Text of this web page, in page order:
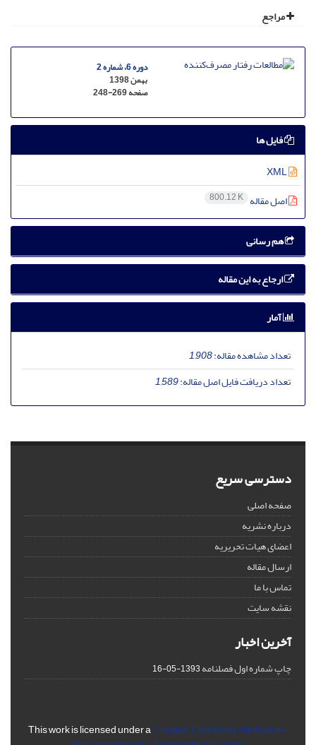
مراجع
دوره 6، شماره 2
بهمن 1398
صفحه248-269
فایل ها
اصل مقاله 800.12 K
هم رسانی
ارجاع به این مقاله
آمار
تعداد مشاهده مقاله:1,908
تعداد دریافت فایل اصل مقاله:1,589
دسترسی سریع
صفحه اصلی
درباره نشریه
اعضای هیات تحریریه
ارسال مقاله
تماس با ما
نقشه سایت
آخرین اخبار
چاپ شماره اول فصلنامه1393-05-16
This work is licensed under aCreative Commons Attribution-